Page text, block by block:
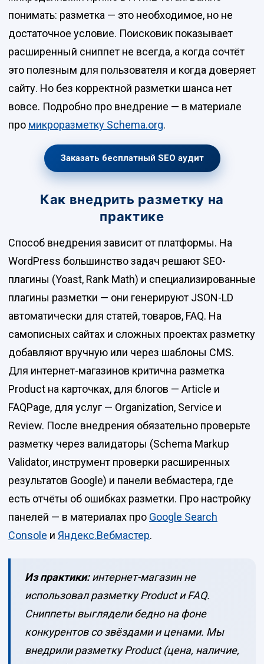
понимать: разметка — это необходимое, но не
достаточное условие. Поисковик показывает
расширенный сниппет не всегда, а когда сочтёт
это полезным для пользователя и когда доверяет
сайту. Но без корректной разметки шанса нет
вовсе. Подробно про внедрение — в материале
про микроразметку Schema.org.
Заказать бесплатный SEO аудит
Как внедрить разметку на
практике
Способ внедрения зависит от платформы. На
WordPress большинство задач решают SEO-
плагины (Yoast, Rank Math) и специализированные
плагины разметки — они генерируют JSON-LD
автоматически для статей, товаров, FAQ. На
самописных сайтах и сложных проектах разметку
добавляют вручную или через шаблоны CMS.
Для интернет-магазинов критична разметка
Product на карточках, для блогов — Article и
FAQPage, для услуг — Organization, Service и
Review. После внедрения обязательно проверьте
разметку через валидаторы (Schema Markup
Validator, инструмент проверки расширенных
результатов Google) и панели вебмастера, где
есть отчёты об ошибках разметки. Про настройку
панелей — в материалах про Google Search
Console и Яндекс.Вебмастер.
Из практики:интернет-магазин не
использовал разметку Product и FAQ.
Сниппеты выглядели бедно на фоне
конкурентов со звёздами и ценами. Мы
внедрили разметку Product (цена, наличие,